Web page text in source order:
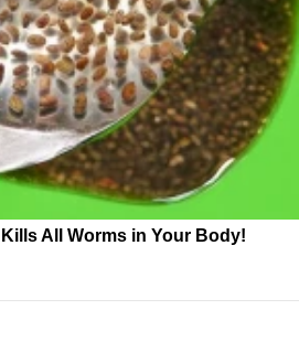
All Worms in Your Body!